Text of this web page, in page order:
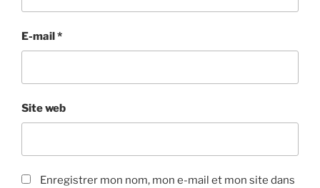
E-mail*
Site web
Enregistrer mon nom, mon e-mail et mon site dans